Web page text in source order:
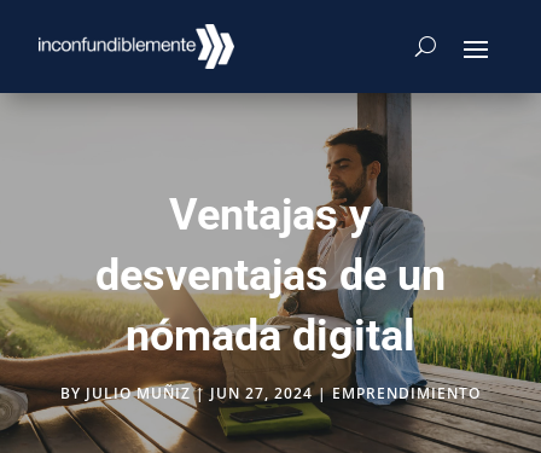
Ventajas y
desventajas de un
nómada digital
BYJULIO MUÑIZ|JUN 27, 2024|EMPRENDIMIENTO